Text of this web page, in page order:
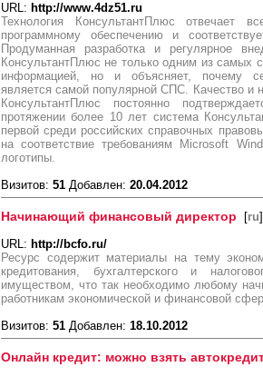
URL: http://www.4dz51.ru
Технология КонсультантПлюс отвечает
программному обеспечению и
Продуманная разработка и регулярное
КонсультантПлюс не только одним из самых
информацией, но и объясняет, почему
является самой популярной СПС. Качество и
КонсультантПлюс постоянно
протяжении более 10 лет система
первой среди российских справочных
на соответствие требованиям Microsoft
логотипы.
Визитов: 51 Добавлен: 20.04.2012
Начинающий финансовый директор [ru]
URL: http://bcfo.ru/
Ресурс содержит материалы на тему
кредитования, бухгалтерского и
имуществом, что так необходимо любому
работникам экономической и финансовой
Визитов: 51 Добавлен: 18.10.2012
Онлайн кредит: можно взять